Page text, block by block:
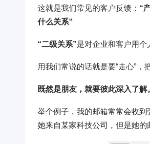
这就是我们常见的客户反馈： “
什么关系“
“二级关系”是对企业和客户用个
用我们常说的话就是要“走心”，
既然是朋友，就要彼此深入了
举个例子，我的邮箱常常会收
她来自某家科技公司，但是她的